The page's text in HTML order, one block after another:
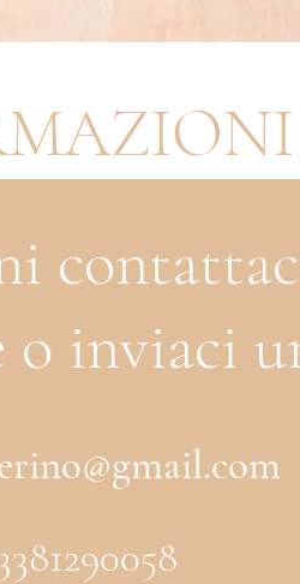
o inviaci